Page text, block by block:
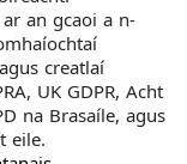
an gcaoi a n-
creatlaí
UK GDPR, Acht
na Brasaíle, agus
eile.